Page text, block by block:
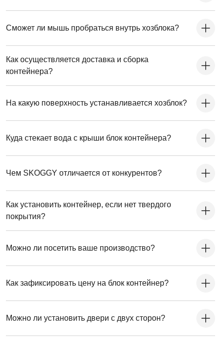
Сможет ли мышь пробраться внутрь хозблока?
Как осуществляется доставка и сборка
контейнера?
На какую поверхность устанавливается хозблок?
Куда стекает вода с крыши блок контейнера?
Чем SKOGGY отличается от конкурентов?
Как установить контейнер, если нет твердого
покрытия?
Можно ли посетить ваше производство?
Как зафиксировать цену на блок контейнер?
Можно ли установить двери с двух сторон?